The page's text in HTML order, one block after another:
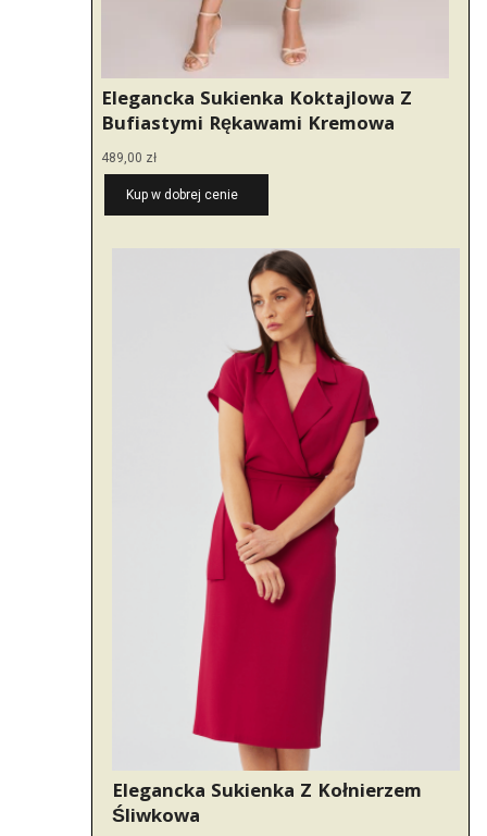
Elegancka Sukienka Koktajlowa Z
Bufiastymi Rękawami Kremowa
489,00 zł
Kup w dobrej cenie
Elegancka Sukienka Z Kołnierzem
Śliwkowa